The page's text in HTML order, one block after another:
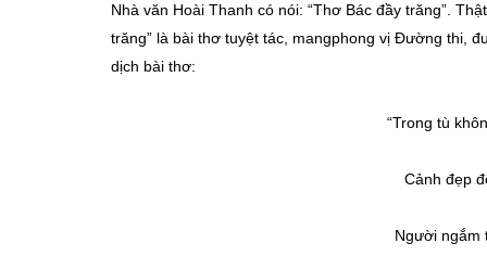
Nhà văn Hoài Thanh có nói: “Thơ Bác đầy trăng”.
trăng” là bài thơ tuyệt tác, mangphong vị Đường thi,
dịch bài thơ:
“Trong tù
Cảnh đẹp
Người ngắm